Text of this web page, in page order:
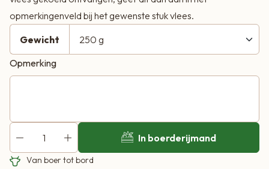
opmerkingenveld bij het gewenste stuk vlees.
Gewicht
Opmerking
In boerderijmand
Van boer tot bord